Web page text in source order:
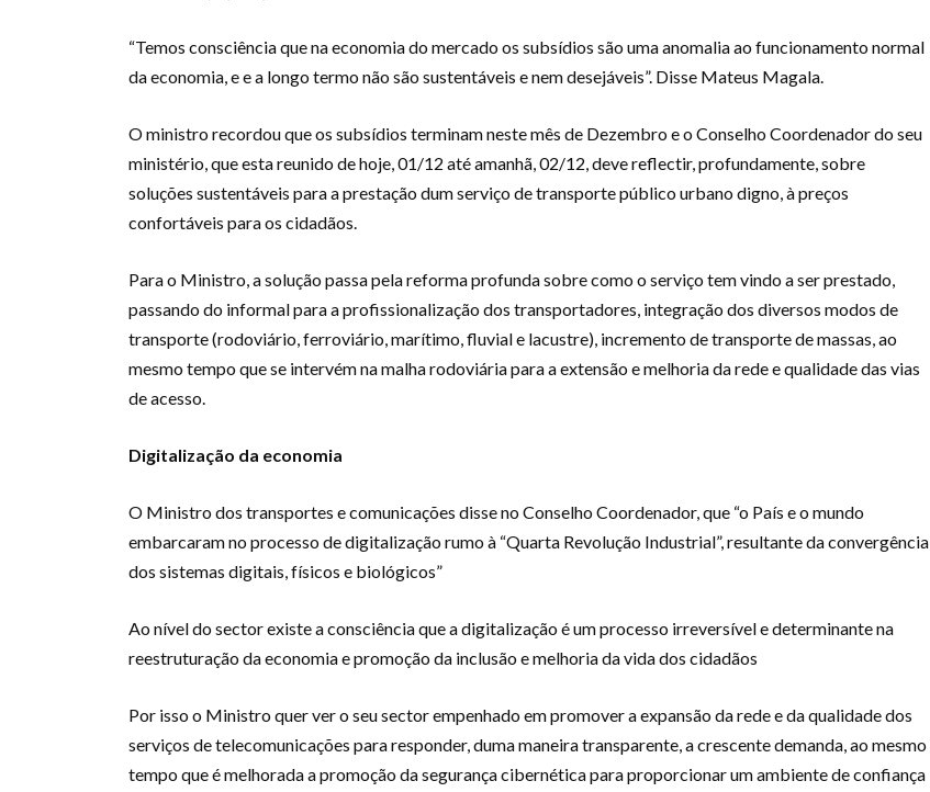
“Temos consciência que na economia do mercado os subsídios são uma anomalia ao funcionamento normal
da economia, e e a longo termo não são sustentáveis e nem desejáveis”. Disse Mateus Magala.
O ministro recordou que os subsídios terminam neste mês de Dezembro e o Conselho Coordenador do seu
ministério, que esta reunido de hoje, 01/12 até amanhã, 02/12, deve reflectir, profundamente, sobre
soluções sustentáveis para a prestação dum serviço de transporte público urbano digno, à preços
confortáveis para os cidadãos.
Para o Ministro, a solução passa pela reforma profunda sobre como o serviço tem vindo a ser prestado,
passando do informal para a profissionalização dos transportadores, integração dos diversos modos de
transporte (rodoviário, ferroviário, marítimo, fluvial e lacustre), incremento de transporte de massas, ao
mesmo tempo que se intervém na malha rodoviária para a extensão e melhoria da rede e qualidade das vias
de acesso.
Digitalização da economia
O Ministro dos transportes e comunicações disse no Conselho Coordenador, que “o País e o mundo
embarcaram no processo de digitalização rumo à “Quarta Revolução Industrial”, resultante da convergência
dos sistemas digitais, físicos e biológicos”
Ao nível do sector existe a consciência que a digitalização é um processo irreversível e determinante na
reestruturação da economia e promoção da inclusão e melhoria da vida dos cidadãos
Por isso o Ministro quer ver o seu sector empenhado em promover a expansão da rede e da qualidade dos
serviços de telecomunicações para responder, duma maneira transparente, a crescente demanda, ao mesmo
tempo que é melhorada a promoção da segurança cibernética para proporcionar um ambiente de confiança